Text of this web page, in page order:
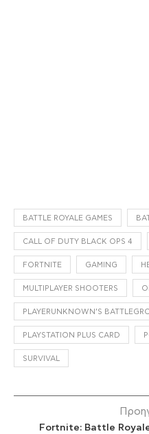
BATTLE ROYALE GAMES
CALL OF DUTY BLACK OPS 4
FORTNITE GAMING
MULTIPLAYER SHOOTERS
PLAYERUNKNOWN’S
PLAYSTATION PLUS CARD
SURVIVAL
Fortnite: Battle Royale